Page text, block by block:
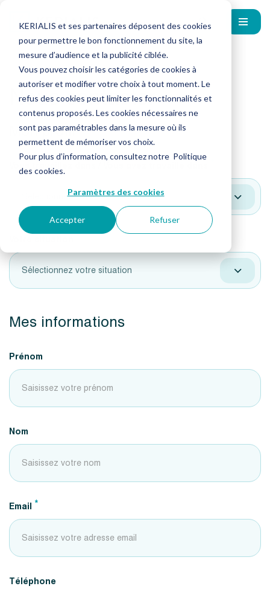
KERIALIS et ses partenaires déposent des cookies
pour permettre le bon fonctionnement du site, la
mesure d’audience et la publicité ciblée.
Vous pouvez choisir les catégories de cookies à
autoriser et modifier votre choix à tout moment. Le
refus des cookies peut limiter les fonctionnalités et
contenus proposés. Les cookies nécessaires ne
sont pas paramétrables dans la mesure où ils
permettent de mémoriser vos choix.
Pour plus d’information, consultez notre Politique
des cookies.
Paramètres des cookies
Accepter Refuser
Nous contacter
Mon profil
Vous travaillez dans / Vous avez travaillé dans
Sélectionnez votre profession
*
Sélectionnez votre situation
Mes informations
Prénom
Nom
Email *
Téléphone